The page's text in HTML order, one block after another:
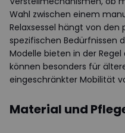
Wahl zwischen einem
Relaxsessel hängt von
spezifischen Bedürfnissen
Modelle bieten in der
können besonders für
eingeschränkter Mobilität
Material und